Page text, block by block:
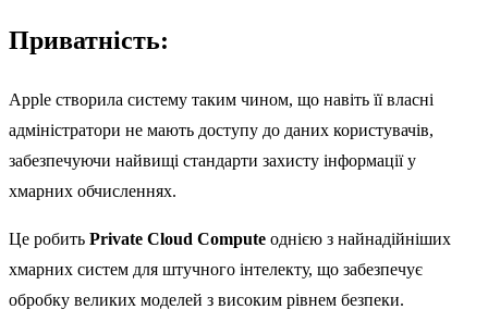
Приватність:
Apple створила систему таким чином, що навіть її власні
адміністратори не мають доступу до даних користувачів,
забезпечуючи найвищі стандарти захисту інформації у
хмарних обчисленнях.
Це робить Private Cloud Compute однією з найнадійніших
хмарних систем для штучного інтелекту, що забезпечує
обробку великих моделей з високим рівнем безпеки.